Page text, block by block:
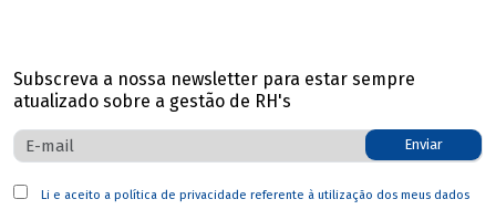
Subscreva a nossa newsletter para estar sempre
atualizado sobre a gestão de RH's
Enviar
Li e aceito a política de privacidade referente à utilização dos meus dados